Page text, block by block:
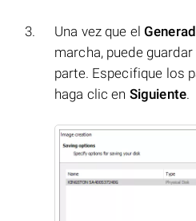
Una vez que el
marcha, puede
parte. Especifique los
haga clic en Siguiente.